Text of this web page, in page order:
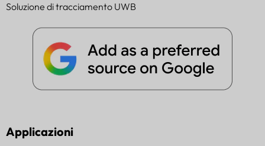
Soluzione di tracciamento UWB
Applicazioni